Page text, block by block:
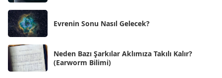
Ağu 2025
Tem 2025
Haz 2025
May 2025 [54]
Evrenin Sonu Nasıl Gelecek?
Neden Bazı Şarkılar Aklımıza Takılı Kalır?
(Earworm Bilimi)